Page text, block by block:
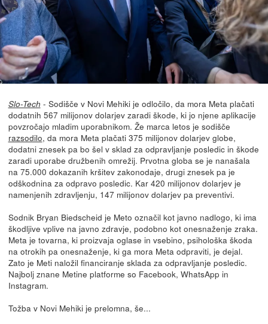
Slo-Tech - Sodišče v Novi Mehiki je odločilo, da mora Meta plačati
dodatnih 567 milijonov dolarjev zaradi škode, ki jo njene aplikacije
povzročajo mladim uporabnikom. Že marca letos je sodišče
razsodilo, da mora Meta plačati 375 milijonov dolarjev globe,
dodatni znesek pa bo šel v sklad za odpravljanje posledic in škode
zaradi uporabe družbenih omrežij. Prvotna globa se je nanašala
na 75.000 dokazanih kršitev zakonodaje, drugi znesek pa je
odškodnina za odpravo posledic. Kar 420 milijonov dolarjev je
namenjenih zdravljenju, 147 milijonov dolarjev pa preventivi.
Sodnik Bryan Biedscheid je Meto označil kot javno nadlogo, ki ima
škodljive vplive na javno zdravje, podobno kot onesnaženje zraka.
Meta je tovarna, ki proizvaja oglase in vsebino, psihološka škoda
na otrokih pa onesnaženje, ki ga mora Meta odpraviti, je dejal.
Zato je Meti naložil financiranje sklada za odpravljanje posledic.
Najbolj znane Metine platforme so Facebook, WhatsApp in
Instagram.
Tožba v Novi Mehiki je prelomna, še...